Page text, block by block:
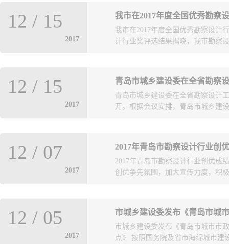
，勘察设计注册工程师将实行网上
册、延续注册、变更注册、注销注
统”进行网上申报，不再提交纸质申
我市在2017年度全国优秀勘察
2017
12 / 15
我市在2017年度全国优秀勘察设计
计行业奖评选结果揭晓，我市勘察
等奖5项，二等奖7项，三等奖16
勘察设计行业的最高荣誉奖，评审
最高水平。下一步我市勘察设计行
牢固树立精品意识，不断繁荣创作
青岛市城乡建设委在全省勘察
2017
12 / 15
青岛市城乡建设委在全省勘察设计
开。根据会议安排，青岛市城乡建
言以“强化管理 优化服务 促进勘
设计行业管理和市场监管、质量监
2017年青岛市勘察设计行业创
2017
12 / 07
2017年青岛市勘察设计行业创优成
创优争先氛围，加大宣传力度，积
。共组织参加省部级评优、竞赛等
行业奖评选，共获一等奖5项，二
QC小组评选，我市推荐参评项目
计成果竞赛，共获一等奖19项，二
2017
12 / 05
市城乡建设委发布《青岛市城市市
点》 按照国务院及省市海绵城市建